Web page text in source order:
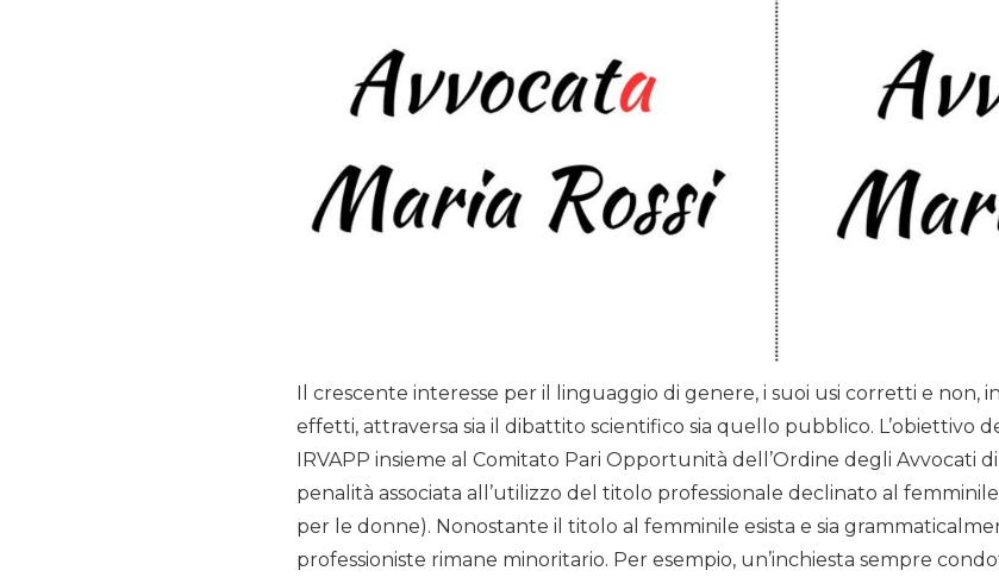
Il crescente interesse per il linguaggio di genere, i suoi usi corretti e non,
effetti, attraversa sia il dibattito scientifico sia quello pubblico. L’obiettivo
IRVAPP insieme al Comitato Pari Opportunità dell’Ordine degli Avvocati
penalità associata all’utilizzo del titolo professionale declinato al
per le donne). Nonostante il titolo al femminile esista e sia
professioniste rimane minoritario. Per esempio, un’inchiesta sempre